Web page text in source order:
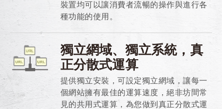
裝置均可以讓消費者流暢的操作與進行各
種功能的使用。
獨立網域、獨立系統，真
正分散式運算
提供獨立安裝，可設定獨立網域，讓每一
個網站擁有最佳的運算速度，絕非坊間常
見的共用式運算，為您做到真正分散式運